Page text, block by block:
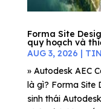
Forma Site
quy hoạch và
AUG 3, 2026 |
» Autodesk AEC
là gì? Forma Site
sinh thái